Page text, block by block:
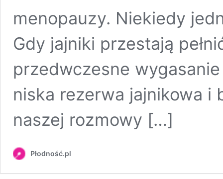
menopauzy. Niekiedy
Gdy jajniki przestają
przedwczesne
niska rezerwa jajnikowa i
naszej rozmowy […]
Płodność.pl